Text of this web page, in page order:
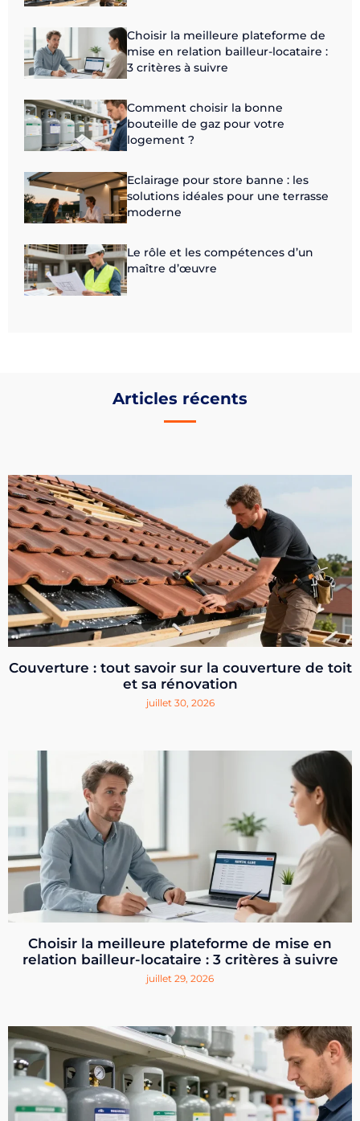
Choisir la meilleure plateforme de
mise en relation bailleur-locataire :
3 critères à suivre
Comment choisir la bonne
bouteille de gaz pour votre
logement ?
Eclairage pour store banne : les
solutions idéales pour une terrasse
moderne
Le rôle et les compétences d’un
maître d’œuvre
Articles récents
Couverture : tout savoir sur la couverture de toit
et sa rénovation
juillet 30, 2026
Choisir la meilleure plateforme de mise en
relation bailleur-locataire : 3 critères à suivre
juillet 29, 2026